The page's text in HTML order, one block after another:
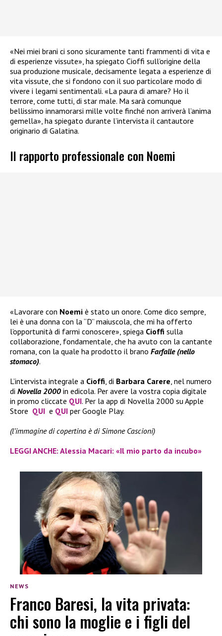
«Nei miei brani ci sono sicuramente tanti frammenti di vita e
di esperienze vissute», ha spiegato Cioffi sull’origine della
sua produzione musicale, decisamente legata a esperienze di
vita vissute, che si fondono con il suo particolare modo di
vivere i legami sentimentali. «La paura di amare? Ho il
terrore, come tutti, di star male. Ma sarà comunque
bellissimo innamorarsi mille volte finché non arriverà l’anima
gemella», ha spiegato durante l’intervista il cantautore
originario di Galatina.
Il rapporto professionale con Noemi
«Lavorare con Noemi è stato un onore. Come dico sempre,
lei è una donna con la “D” maiuscola, che mi ha offerto
l’opportunità di farmi conoscere», spiega Cioffi sulla
collaborazione, fondamentale, che ha avuto con la cantante
romana, con la quale ha prodotto il brano Farfalle (nello
stomaco).
L’intervista integrale a Cioffi, di Barbara Carere, nel numero
di Novella 2000 in edicola. Per avere la vostra copia digitale
in promo cliccate QUI. Per la app di Novella 2000 su Apple
Store QUI e QUI per Google Play.
(l’immagine di copertina è di Simone Cascioni)
LEGGI ANCHE: Alessia Macari: «Il mio parto da incubo»
NEWS
Franco Baresi, la vita privata:
chi sono la moglie e i figli del